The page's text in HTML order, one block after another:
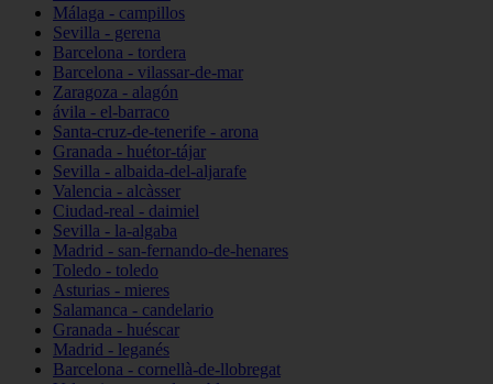
Málaga - campillos
Sevilla - gerena
Barcelona - tordera
Barcelona - vilassar-de-mar
Zaragoza - alagón
ávila - el-barraco
Santa-cruz-de-tenerife - arona
Granada - huétor-tájar
Sevilla - albaida-del-aljarafe
Valencia - alcàsser
Ciudad-real - daimiel
Sevilla - la-algaba
Madrid - san-fernando-de-henares
Toledo - toledo
Asturias - mieres
Salamanca - candelario
Granada - huéscar
Madrid - leganés
Barcelona - cornellà-de-llobregat